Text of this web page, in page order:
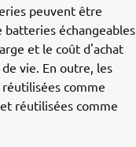
peuvent être
échangeables
et le coût d'achat
vie. En outre, les
comme
réutilisées comme